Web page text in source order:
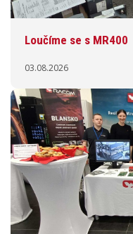
Loučíme se s MR400
03.08.2026